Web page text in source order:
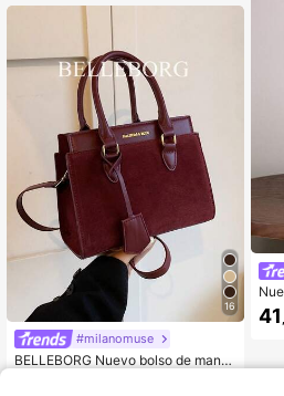
16
#milanomuse
BELLEBORG Nuevo bolso de mano
ujo
de
e
41